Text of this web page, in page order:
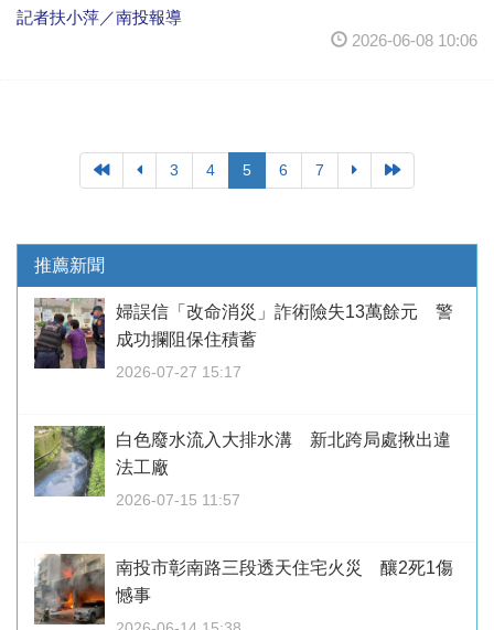
記者扶小萍／南投報導
2026-06-08 10:06
3 4 5 6 7
推薦新聞
婦誤信「改命消災」詐術險失13萬餘元 警
成功攔阻保住積蓄
2026-07-27 15:17
白色廢水流入大排水溝 新北跨局處揪出違
法工廠
2026-07-15 11:57
南投市彰南路三段透天住宅火災 釀2死1傷
憾事